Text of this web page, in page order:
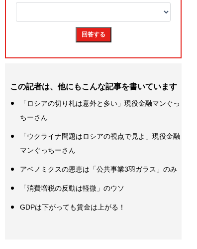
この記者は、他にもこんな記事を書いています
「ロシアの切り札は意外と多い」現役金融マンぐっ
ちーさん
「ウクライナ問題はロシアの視点で見よ」現役金融
マンぐっちーさん
アベノミクスの恩恵は「公共事業3羽ガラス」のみ
「消費増税の反動は軽微」のウソ
GDPは下がっても賃金は上がる！